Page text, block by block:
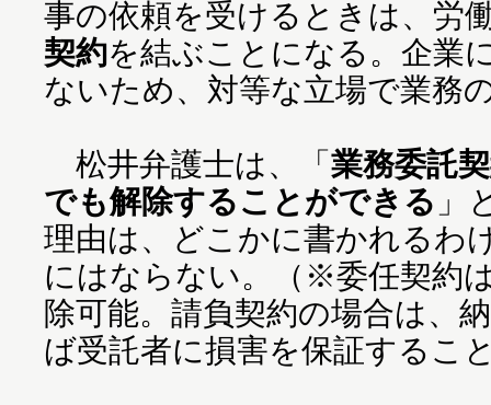
事の依頼を受けるときは、労
契約を結ぶことになる。企業
ないため、対等な立場で業務
松井弁護士は、「業務委託
でも解除することができる 」
理由は、どこかに書かれるわ
にはならない。（※委任契約
除可能。請負契約の場合は、
ば受託者に損害を保証するこ